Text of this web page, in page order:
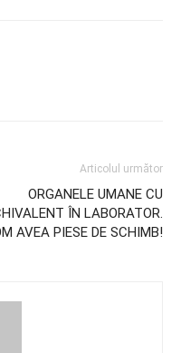
Articolul următor
ORGANELE UMANE CU
ÎN LABORATOR.
AVEA PIESE DE SCHIMB!